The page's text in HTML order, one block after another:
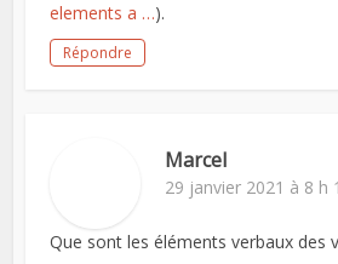
elements a …).
Répondre
Marcel
29 janvier 2021 à 8 h
Que sont les éléments verbaux des